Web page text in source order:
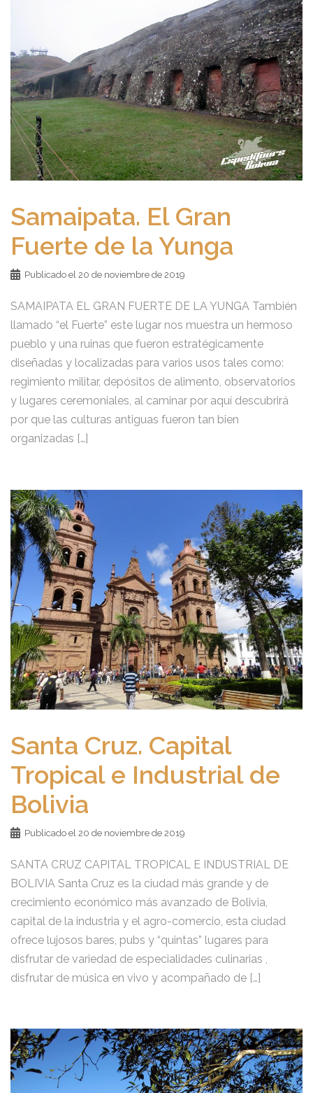
Samaipata. El Gran
Fuerte de la Yunga
Publicado el 20 de noviembre de 2019
SAMAIPATA EL GRAN FUERTE DE LA YUNGA También
llamado “el Fuerte” este lugar nos muestra un hermoso
pueblo y una ruinas que fueron estratégicamente
diseñadas y localizadas para varios usos tales como:
regimiento militar, depósitos de alimento, observatorios
y lugares ceremoniales, al caminar por aquí descubrirá
por que las culturas antiguas fueron tan bien
organizadas […]
Santa Cruz. Capital
Tropical e Industrial de
Bolivia
Publicado el 20 de noviembre de 2019
SANTA CRUZ CAPITAL TROPICAL E INDUSTRIAL DE
BOLIVIA Santa Cruz es la ciudad más grande y de
crecimiento económico más avanzado de Bolivia,
capital de la industria y el agro-comercio, esta ciudad
ofrece lujosos bares, pubs y “quintas” lugares para
disfrutar de variedad de especialidades culinarias ,
disfrutar de música en vivo y acompañado de […]